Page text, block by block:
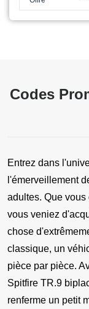
Codes
Entrez dans
l'émerveillement
adultes. Que
vous veniez
chose
classique, un
pièce par pièce.
Spitfire TR.9
renferme un petit